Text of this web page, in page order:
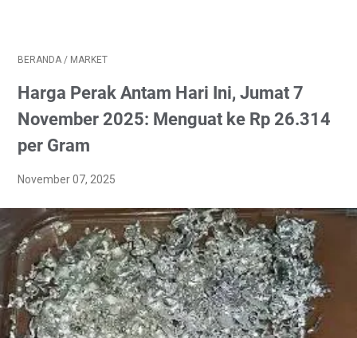
BERANDA / MARKET
Harga Perak Antam Hari Ini, Jumat 7
November 2025: Menguat ke Rp 26.314
per Gram
November 07, 2025